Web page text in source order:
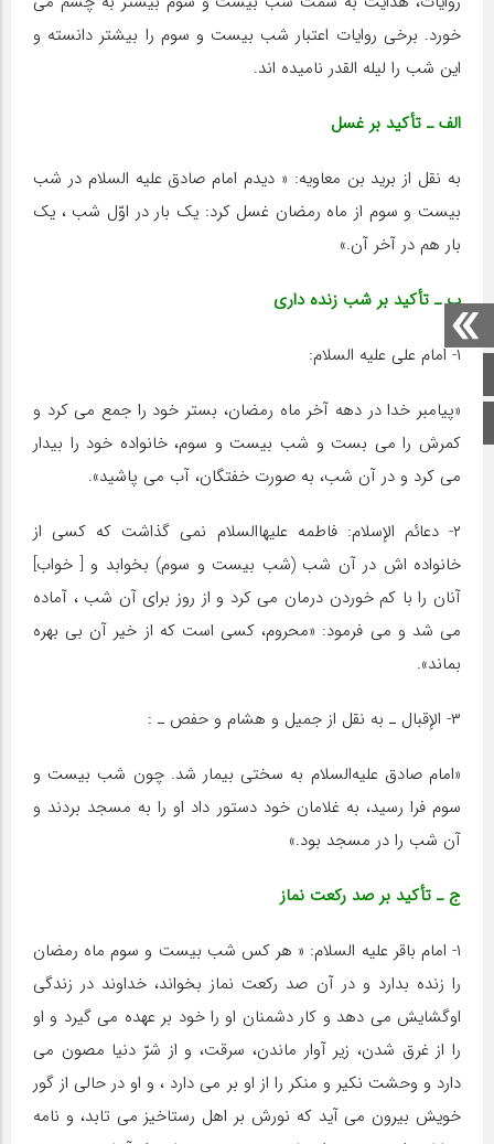
اینستاگرام
خورد. برخی روایات اعتبار شب بیست و سوم را بیشتر دانسته و
این شب را لیله القدر نامیده اند.
الف ـ تأکید بر غسل
به نقل از برید بن معاویه: « دیدم امام صادق علیه السلام در شب
بیست و سوم از ماه رمضان غسل کرد: یک بار در اوّل شب ، یک
بار هم در آخر آن.»
ب ـ تأکید بر شب زنده دارى
۱- امام على علیه السلام:
«پیامبر خدا در دهه آخر ماه رمضان، بستر خود را جمع مى کرد و
کمرش را مى بست و شب بیست و سوم، خانواده خود را بیدار
مى کرد و در آن شب، به صورت خفتگان، آب مى پاشید».
۲- دعائم الإسلام: فاطمه علیهاالسلام نمى گذاشت که کسى از
خانواده اش در آن شب (شب بیست و سوم) بخوابد و [ خواب]
آنان را با کم خوردن درمان مى کرد و از روز براى آن شب ، آماده
مى شد و مى فرمود: «محروم، کسى است که از خیر آن بى بهره
بماند».
۳- الإقبال ـ به نقل از جمیل و هشام و حفص ـ :
«امام صادق علیه‌السلام به سختى بیمار شد. چون شب بیست و
سوم فرا رسید، به غلامان خود دستور داد او را به مسجد بردند و
آن شب را در مسجد بود.»
ج ـ تأکید بر صد رکعت نماز
۱- امام باقر علیه السلام: « هر کس شب بیست و سوم ماه رمضان
را زنده بدارد و در آن صد رکعت نماز بخواند، خداوند در زندگى
اوگشایش مى دهد و کار دشمنان او را خود بر عهده مى گیرد و او
را از غرق شدن، زیر آوار ماندن، سرقت، و از شرّ دنیا مصون مى
دارد و وحشت نکیر و منکر را از او بر مى دارد ، و او در حالى از گور
خویش بیرون مى آید که نورش بر اهل رستاخیز مى تابد، و نامه